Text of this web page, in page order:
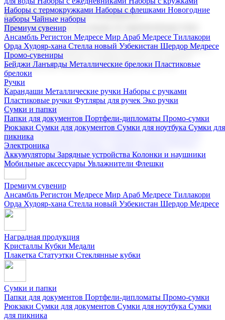
Наборы с термокружками Наборы с флешками Новогодние
наборы Чайные наборы
Премиум сувенир
Ансамбль Регистон Медресе Мир Араб Медресе Тиллакори
Орда Худояр-хана Стелла новый Узбекистан Шердор Медресе
Промо-сувениры
Бейджи Ланъярды Металлические брелоки Пластиковые
брелоки
Ручки
Карандаши Металлические ручки Наборы с ручками
Пластиковые ручки Футляры для ручек Эко ручки
Сумки и папки
Папки для документов Портфели-дипломаты Промо-сумки
Рюкзаки Сумки для документов Сумки для ноутбука Сумки для
пикника
Электроника
Аккумуляторы Зарядные устройства Колонки и наушники
Мобильные аксессуары Увлажнители Флешки
Корпоративные подарки
Поставка со склада и производство
Мы предлагаем широкий выбор корпоративных подарков и
сувениров с логотипом. В нашем каталоге вы найдете
продукцию для бизнеса, мероприятия и клиентов.
Подарочные наборы
Бизнес наборыКофейные наборы Кошельки
Наборы из кожиНаборы ручекНаборы с аккумуляторами
Наборы с бутылками для воды
Наборы с ежедневниками
Наборы с кружками
флешкамиНовогодние наборыЧайные наборы
Премиум сувенир
Ансамбль Регистон Медресе Мир Араб Медресе Тиллакори
Орда Худояр-хана Стелла новый Узбекистан Шердор Медресе
Наградная продукция
Kристаллы Кубки Медали
Плакетка Статуэтки Стеклянные кубки
Сумки и папки
Папки для документов Портфели-дипломаты Промо-сумки
Рюкзаки Сумки для документов Сумки для ноутбука Сумки
для пикника